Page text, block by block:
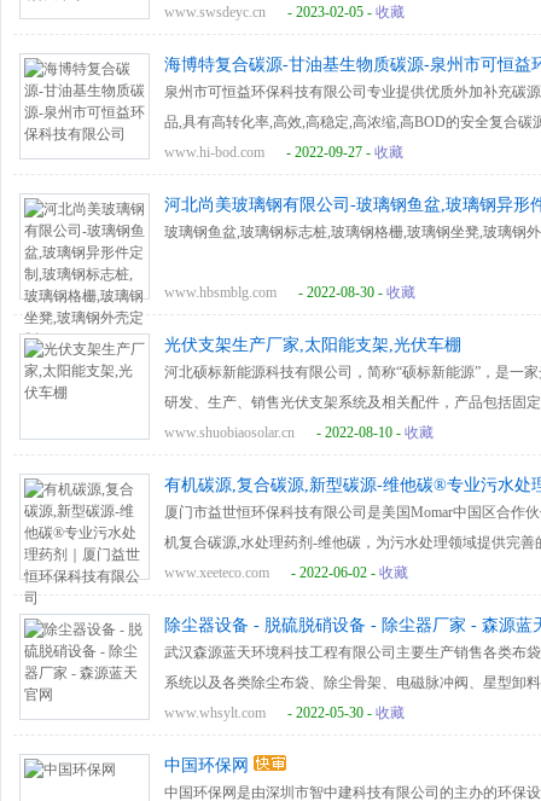
www.swsdeyc.cn
- 2023-02-05 - 收藏
海博特复合碳源-甘油基生物质碳源-泉州市可恒益
泉州市可恒益环保科技有限公司专业提供优质外加补充碳
品,具有高转化率,高效,高稳定,高浓缩,高BOD的安全复合碳
www.hi-bod.com
- 2022-09-27 - 收藏
河北尚美玻璃钢有限公司-玻璃钢鱼盆,玻璃钢异形
凳,玻璃钢外壳定制
玻璃钢鱼盆,玻璃钢标志桩,玻璃钢格栅,玻璃钢坐凳,玻璃钢
www.hbsmblg.com - 2022-08-30 - 收藏
光伏支架生产厂家,太阳能支架,光伏车棚
河北硕标新能源科技有限公司，简称“硕标新能源”，是一
研发、生产、销售光伏支架系统及相关配件，产品包括固
项目的安装施工业务。致力于为全球大型地面电站，工商
www.shuobiaosolar.cn - 2022-08-10 - 收藏
有机碳源,复合碳源,新型碳源-维他碳®专业污水处
厦门市益世恒环保科技有限公司是美国Momar中国区合作
机复合碳源,水处理药剂-维他碳，为污水处理领域提供完
www.xeeteco.com
- 2022-06-02 - 收藏
除尘器设备 - 脱硫脱硝设备 - 除尘器厂家 - 森源蓝
武汉森源蓝天环境科技工程有限公司主要生产销售各类布
系统以及各类除尘布袋、除尘骨架、电磁脉冲阀、星型卸
www.whsylt.com
- 2022-05-30 - 收藏
中国环保网
中国环保网是由深圳市智中建科技有限公司的主办的环保